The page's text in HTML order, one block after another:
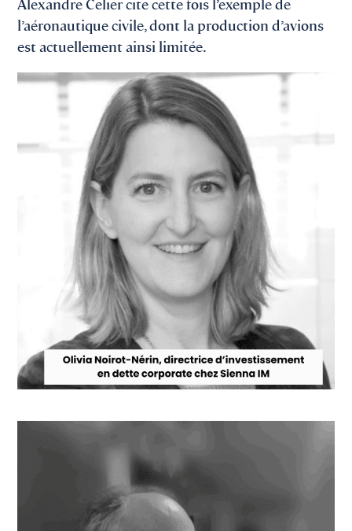
l’aéronautique civile, dont la production d’avions
est actuellement ainsi limitée.